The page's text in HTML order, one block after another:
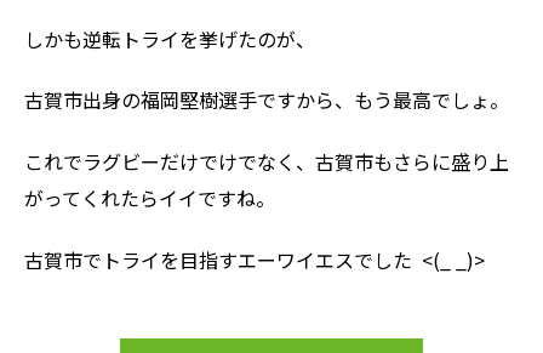
しかも逆転トライを挙げたのが、
古賀市出身の福岡堅樹選手ですから、もう最高でしょ。
これでラグビーだけでけでなく、古賀市もさらに盛り上
がってくれたらイイですね。
古賀市でトライを目指すエーワイエスでした <(_ _)>